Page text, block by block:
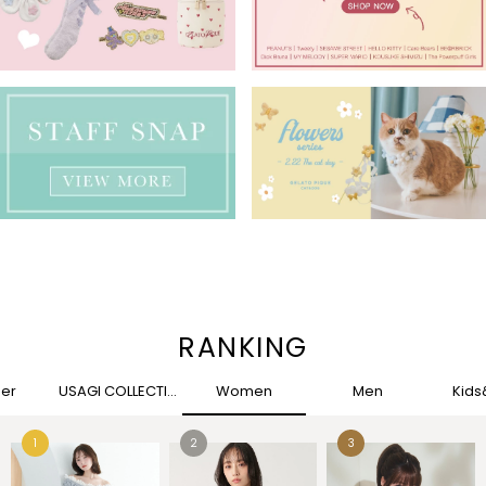
RANKING
USAGI COLLECTION Women Men